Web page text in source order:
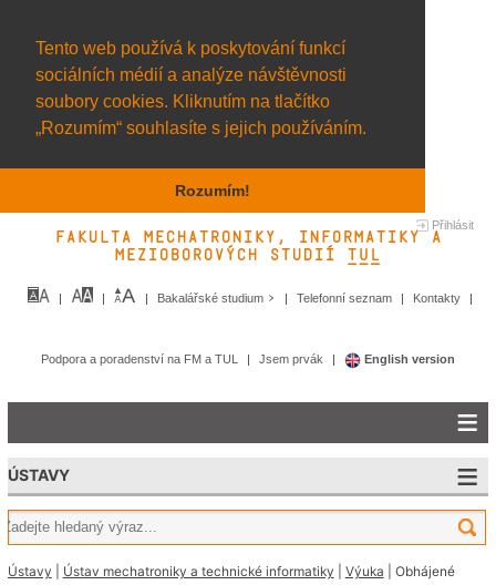
Tento web používá k poskytování funkcí
sociálních médií a analýze návštěvnosti
soubory cookies. Kliknutím na tlačítko
„Rozumím“ souhlasíte s jejich používáním.
Rozumím!
Přihlásit
Fakulta mechatroniky, informatiky a
mezioborových studií TUL&
Bakalářské studium Telefonní seznam Kontakty
Podpora a poradenství na FM a TUL Jsem prvák English version
ÚSTAVY
Ústavy Ústav mechatroniky a technické informatiky Výuka | Obhájené